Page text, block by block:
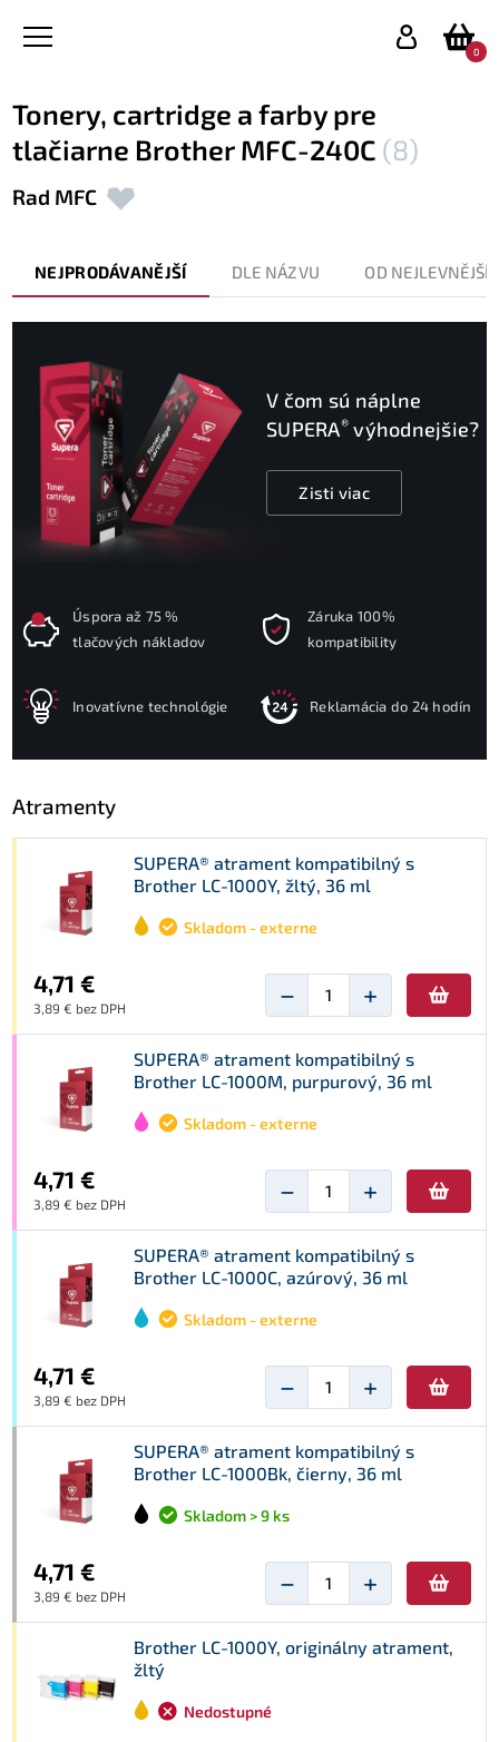
0
Tonery, cartridge a farby pre
tlačiarne Brother MFC-240C (8)
Rad MFC
NEJPRODÁVANĚJŠÍ DLE NÁZVU OD
V čom sú náplne
SUPERA® výhodnejšie?
Zisti viac
Úspora až 75 %
tlačových nákladov
Záruka 100%
kompatibility
Inovatívne technológie Reklamácia do 24 hodín
Atramenty
SUPERA® atrament kompatibilný s
Brother LC-1000Y, žltý, 36 ml
Skladom - externe
4,71 €
3,89 € bez DPH − +
SUPERA® atrament kompatibilný s
Brother LC-1000M, purpurový, 36 ml
Skladom - externe
4,71 €
3,89 € bez DPH − +
SUPERA® atrament kompatibilný s
Brother LC-1000C, azúrový, 36 ml
Skladom - externe
4,71 €
3,89 € bez DPH − +
SUPERA® atrament kompatibilný s
Brother LC-1000Bk, čierny, 36 ml
Skladom > 9 ks
4,71 €
3,89 € bez DPH − +
Brother LC-1000Y, originálny atrament,
žltý
Nedostupné